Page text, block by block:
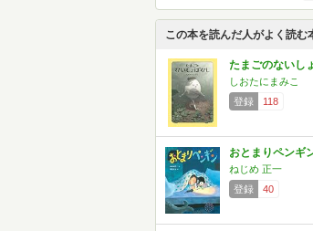
この本を読んだ人がよく読む
たまごのないし
しおたにまみこ
登録
118
おとまりペンギ
ねじめ 正一
登録
40